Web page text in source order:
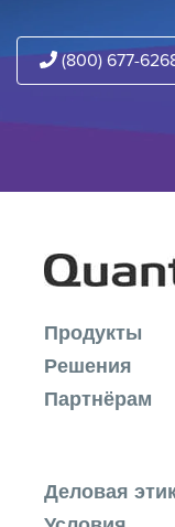
(800) 677-
Продукты
Решения
Партнёрам
Деловая